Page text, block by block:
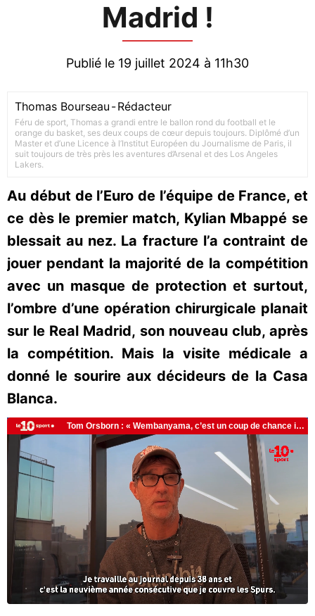
Madrid !
Publié le 19 juillet 2024 à 11h30
Thomas Bourseau -Rédacteur
Féru de sport, Thomas a grandi entre le ballon rond du football et le
orange du basket, ses deux coups de cœur depuis toujours. Diplômé d’un
Master et d’une Licence à l’Institut Européen du Journalisme de Paris, il
suit toujours de très près les aventures d’Arsenal et des Los Angeles
Lakers.
Au début de l’Euro de l’équipe de France, et
ce dès le premier match, Kylian Mbappé se
blessait au nez. La fracture l’a contraint de
jouer pendant la majorité de la compétition
avec un masque de protection et surtout,
l’ombre d’une opération chirurgicale planait
sur le Real Madrid, son nouveau club, après
la compétition. Mais la visite médicale a
donné le sourire aux décideurs de la Casa
Blanca.